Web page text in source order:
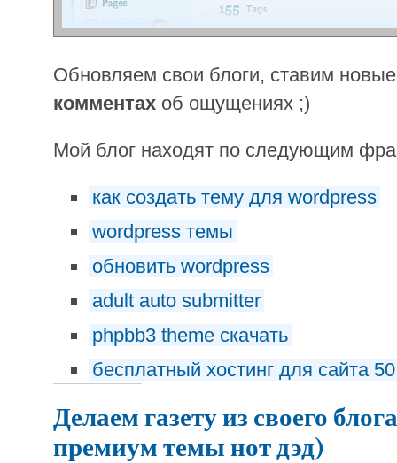
Обновляем свои блоги, ставим
комментах об ощущениях ;)
Мой блог находят по следующим
как создать тему для wordpress
wordpress темы
обновить wordpress
adult auto submitter
phpbb3 theme скачать
бесплатный хостинг для сайта
Делаем газету из своего
премиум темы нот дэд)